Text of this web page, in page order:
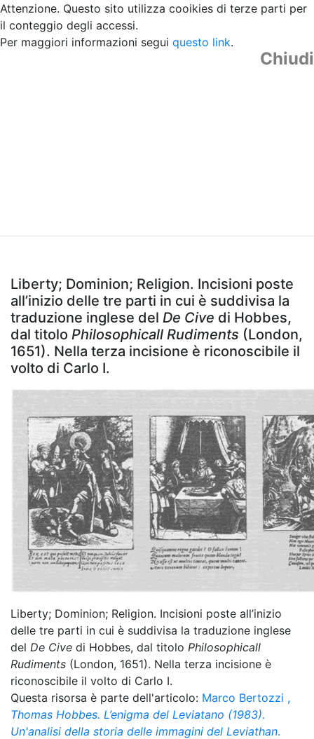
Attenzione. Questo sito utilizza cooikies di terze parti per
il conteggio degli accessi.
Per maggiori informazioni segui questo link.
Chiudi
Liberty; Dominion; Religion. Incisioni poste
all’inizio delle tre parti in cui è suddivisa la
traduzione inglese del De Cive di Hobbes,
dal titolo Philosophicall Rudiments (London,
1651). Nella terza incisione è riconoscibile il
volto di Carlo I.
Liberty; Dominion; Religion. Incisioni poste all’inizio
delle tre parti in cui è suddivisa la traduzione inglese
del De Cive di Hobbes, dal titolo Philosophicall
Rudiments (London, 1651). Nella terza incisione è
riconoscibile il volto di Carlo I.
Questa risorsa è parte dell'articolo: Marco Bertozzi ,
Thomas Hobbes. L’enigma del Leviatano (1983).
Un'analisi della storia delle immagini del Leviathan.